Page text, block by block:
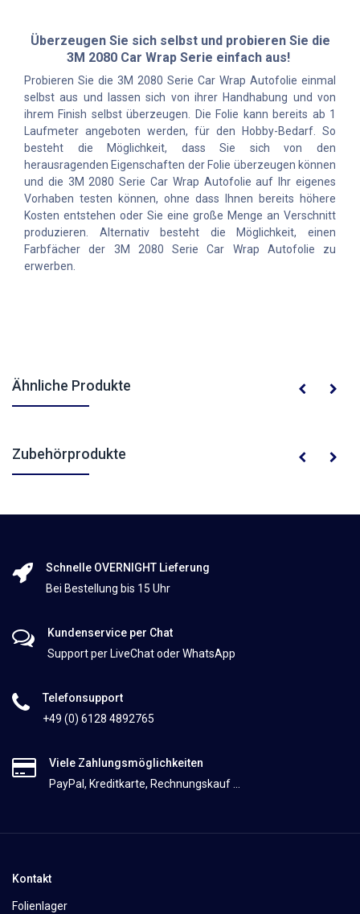
Überzeugen Sie sich selbst und probieren Sie die
3M 2080 Car Wrap Serie einfach aus!
Probieren Sie die 3M 2080 Serie Car Wrap Autofolie einmal
selbst aus und lassen sich von ihrer Handhabung und von
ihrem Finish selbst überzeugen. Die Folie kann bereits ab 1
Laufmeter angeboten werden, für den Hobby-Bedarf. So
besteht die Möglichkeit, dass Sie sich von den
herausragenden Eigenschaften der Folie überzeugen können
und die 3M 2080 Serie Car Wrap Autofolie auf Ihr eigenes
Vorhaben testen können, ohne dass Ihnen bereits höhere
Kosten entstehen oder Sie eine große Menge an Verschnitt
produzieren. Alternativ besteht die Möglichkeit, einen
Farbfächer der 3M 2080 Serie Car Wrap Autofolie zu
erwerben.
Ähnliche Produkte
Zubehörprodukte
Schnelle OVERNIGHT Lieferung
Bei Bestellung bis 15 Uhr
Kundenservice per Chat
Support per LiveChat oder WhatsApp
Telefonsupport
+49 (0) 6128 4892765
Viele Zahlungsmöglichkeiten
PayPal, Kreditkarte, Rechnungskauf ...
Kontakt
Folienlager